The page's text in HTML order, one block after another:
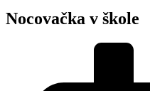
Nocovačka v škole